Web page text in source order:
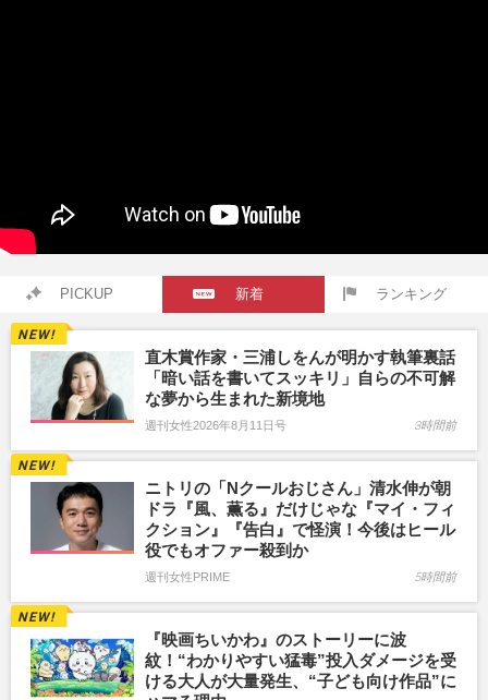
PICKUP 新着 ランキング
直木賞作家・三浦しをんが明かす執筆裏話
「暗い話を書いてスッキリ」自らの不可解
な夢から生まれた新境地
週刊女性2026年8月11日号 3時間前
ニトリの「Nクールおじさん」清水伸が朝
ドラ『風、薫る』だけじゃな『マイ・フィ
クション』『告白』で怪演！今後はヒール
役でもオファー殺到か
週刊女性PRIME 5時間前
『映画ちいかわ』のストーリーに波
紋！“わかりやすい猛毒”投入ダメージを受
ける大人が大量発生、“子ども向け作品”に